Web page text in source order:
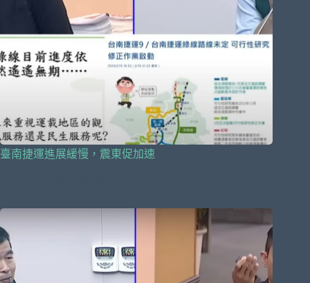
臺南捷運進展緩慢，震東促加速